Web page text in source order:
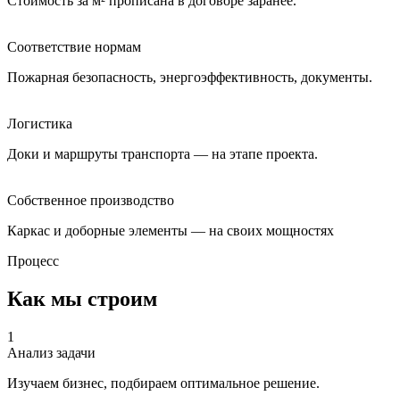
Соответствие нормам
Пожарная безопасность, энергоэффективность, документы.
Логистика
Доки и маршруты транспорта — на этапе проекта.
Собственное производство
Каркас и доборные элементы — на своих мощностях
Процесс
Как мы строим
1
Анализ задачи
Изучаем бизнес, подбираем оптимальное решение.